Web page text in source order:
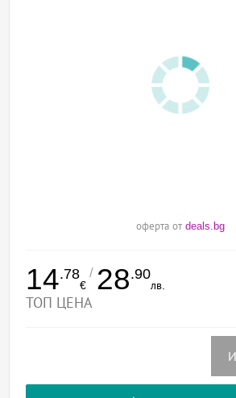
оферта от deals.bg
14.78
€
/ 28.90
лв.
ТОП ЦЕНА